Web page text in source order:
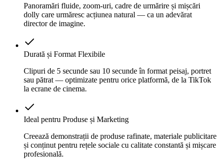
Panoramări fluide, zoom-uri, cadre de urmărire și mișcări
dolly care urmăresc acțiunea natural — ca un adevărat
director de imagine.
Durată și Format Flexibile
Clipuri de 5 secunde sau 10 secunde în format peisaj, portret
sau pătrat — optimizate pentru orice platformă, de la TikTok
la ecrane de cinema.
Ideal pentru Produse și Marketing
Creează demonstrații de produse rafinate, materiale publicitare
și conținut pentru rețele sociale cu calitate constantă și mișcare
profesională.